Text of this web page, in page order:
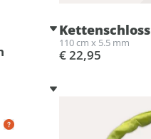
110 cm x 5.5 mm
€ 22,95